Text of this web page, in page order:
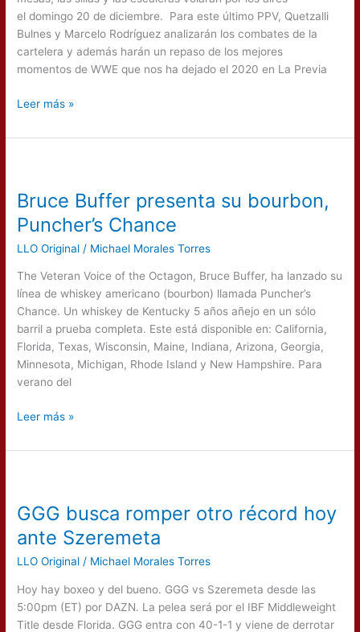
el domingo 20 de diciembre. Para este último PPV, Quetzalli
Bulnes y Marcelo Rodríguez analizarán los combates de la
cartelera y además harán un repaso de los mejores
momentos de WWE que nos ha dejado el 2020 en La Previa
Leer más »
Bruce Buffer presenta su bourbon,
Puncher’s Chance
LLO Original / Michael Morales Torres
The Veteran Voice of the Octagon, Bruce Buffer, ha lanzado su
línea de whiskey americano (bourbon) llamada Puncher’s
Chance. Un whiskey de Kentucky 5 años añejo en un sólo
barril a prueba completa. Este está disponible en: California,
Florida, Texas, Wisconsin, Maine, Indiana, Arizona, Georgia,
Minnesota, Michigan, Rhode Island y New Hampshire. Para
verano del
presenta
su
bourbon,
Puncher’s
Chance
Leer más »
GGG busca romper otro récord hoy
ante Szeremeta
LLO Original / Michael Morales Torres
Hoy hay boxeo y del bueno. GGG vs Szeremeta desde las
5:00pm (ET) por DAZN. La pelea será por el IBF Middleweight
Title desde Florida. GGG entra con 40-1-1 y viene de derrotar
romper
récord
hoy
Szeremeta